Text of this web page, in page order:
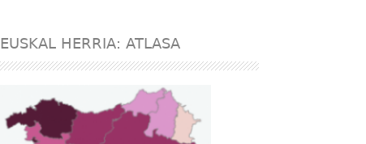
EUSKAL HERRIA: ATLASA